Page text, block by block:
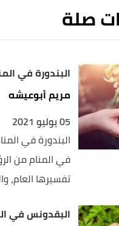
صلة
البندورة في
مريم أبوعيشه
05 يوليو 2021
البندورة في
في المنام من
تفسيرها العام،
البقدونس في